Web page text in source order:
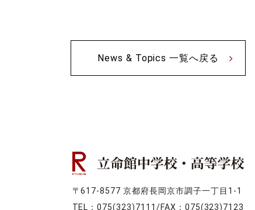
News & Topics 一覧へ戻る
〒617-8577 京都府長岡京市調子一丁目1-1
TEL：075(323)7111/FAX：075(323)7123